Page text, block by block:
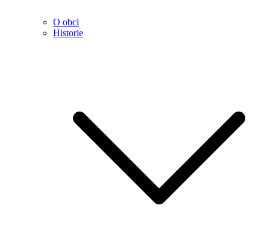
O obci
Historie